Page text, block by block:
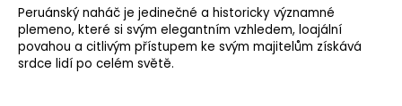
Peruánský naháč je jedinečné a historicky významné
plemeno, které si svým elegantním vzhledem, loajální
povahou a citlivým přístupem ke svým majitelům získává
srdce lidí po celém světě.